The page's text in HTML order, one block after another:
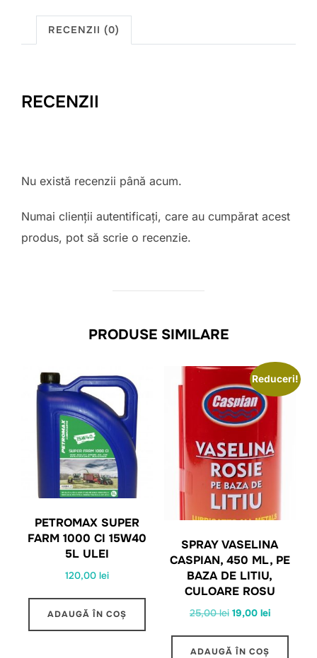
CleanerRECENZII (0)
RECENZII
Nu există recenzii până acum.
Numai clienții autentificați, care au cumpărat acest
produs, pot să scrie o recenzie.
PRODUSE SIMILARE
PETROMAX SUPER
FARM 1000 CI 15W40
5L ULEI
120,00lei
ADAUGĂ ÎN COȘ
Reduceri!
SPRAY VASELINA
CASPIAN, 450 ML, PE
BAZA DE LITIU,
CULOARE ROSU
25,00lei Prețul
a
19,00 leiPrețul
ADAUGĂ ÎN COȘ